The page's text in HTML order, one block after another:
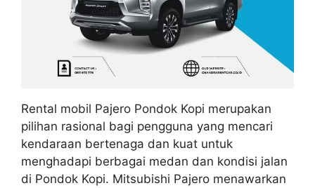
Rental mobil Pajero Pondok Kopi merupakan
pilihan rasional bagi pengguna yang mencari
kendaraan bertenaga dan kuat untuk
menghadapi berbagai medan dan kondisi jalan
di Pondok Kopi. Mitsubishi Pajero menawarkan